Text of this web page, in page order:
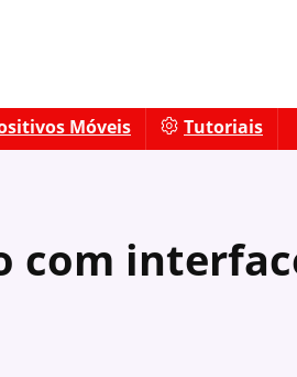
Móveis Tutoriais
com